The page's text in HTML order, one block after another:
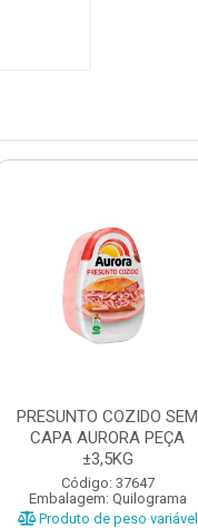
PRESUNTO COZIDO SEM
CAPA AURORA PEÇA
±3,5KG
Código: 37647
Embalagem: Quilograma
Produto de peso variável